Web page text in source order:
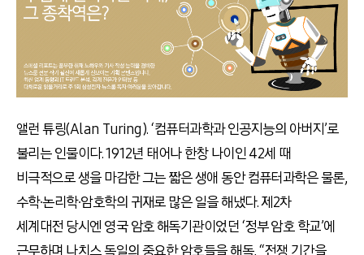
앨런 튜링(Alan Turing). ‘컴퓨터과학과 인공지능의 아버지’로
불리는 인물이다. 1912년 태어나 한창 나이인 42세 때
비극적으로 생을 마감한 그는 짧은 생애 동안 컴퓨터과학은 물론,
수학∙논리학∙암호학의 귀재로 많은 일을 해냈다. 제2차
세계대전 당시엔 영국 암호 해독기관이었던 ‘정부 암호 학교’에
근무하며 나치스 독일의 중요한 암호들을 해독, “전쟁 기간을